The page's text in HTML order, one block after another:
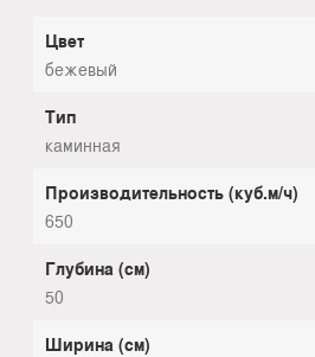
Цвет
бежевый
Тип
каминная
Производительность (куб.м/ч)
650
Глубина (см)
50
Ширина (см)